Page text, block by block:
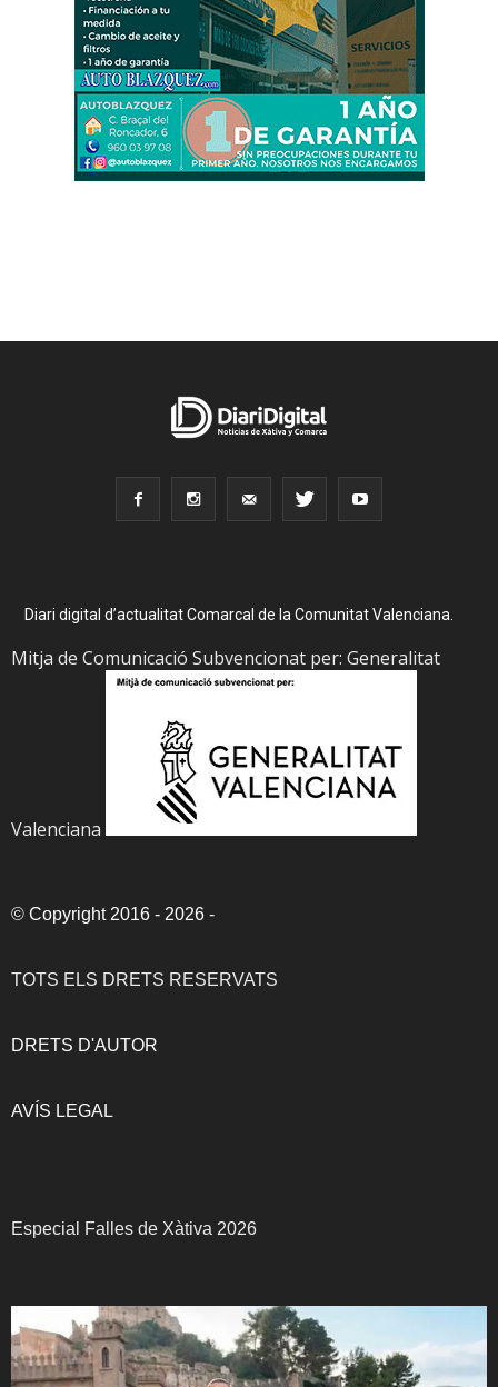
Diari digital d’actualitat Comarcal de la Comunitat Valenciana.
Mitja de Comunicació Subvencionat per: Generalitat
Valenciana
© Copyright 2016 - 2026 -
TOTS ELS DRETS RESERVATS
DRETS D'AUTOR
AVÍS LEGAL
Especial Falles de Xàtiva 2026